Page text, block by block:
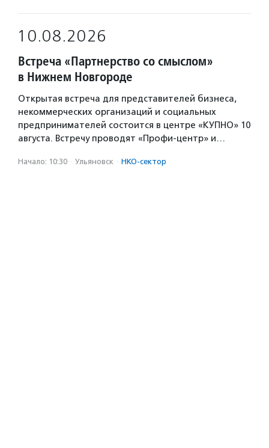
10.08.2026
Встреча «Партнерство со смыслом»
в Нижнем Новгороде
Открытая встреча для представителей бизнеса,
некоммерческих организаций и социальных
предпринимателей состоится в центре «КУПНО» 10
августа. Встречу проводят «Профи-центр» и…
Начало: 10:30 · Ульяновск · НКО-сектор